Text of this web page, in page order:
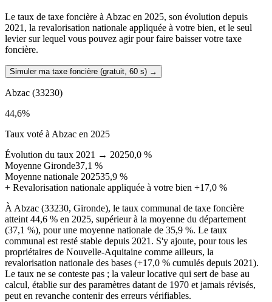
Le taux de taxe foncière à Abzac en 2025, son évolution depuis
2021, la revalorisation nationale appliquée à votre bien, et le seul
levier sur lequel vous pouvez agir pour faire baisser votre taxe
foncière.
Simuler ma taxe foncière (gratuit, 60 s) →
Abzac (33230)
44,6%
Taux voté à Abzac en 2025
Évolution du taux 2021 → 20250,0 %
Moyenne Gironde37,1 %
Moyenne nationale 202535,9 %
+ Revalorisation nationale appliquée à votre bien +17,0 %
À Abzac (33230, Gironde), le taux communal de taxe foncière
atteint 44,6 % en 2025, supérieur à la moyenne du département
(37,1 %), pour une moyenne nationale de 35,9 %. Le taux
communal est resté stable depuis 2021. S'y ajoute, pour tous les
propriétaires de Nouvelle-Aquitaine comme ailleurs, la
revalorisation nationale des bases (+17,0 % cumulés depuis 2021).
Le taux ne se conteste pas ; la valeur locative qui sert de base au
calcul, établie sur des paramètres datant de 1970 et jamais révisés,
peut en revanche contenir des erreurs vérifiables.